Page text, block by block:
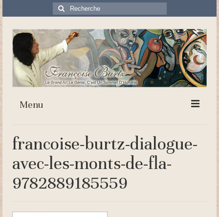
Rechercher
:
Menu
Biographie
Fresques théologiques
Évangile de Noël
francoise-burtz-dialogue-
avec-les-monts-de-fla-
9782889185559